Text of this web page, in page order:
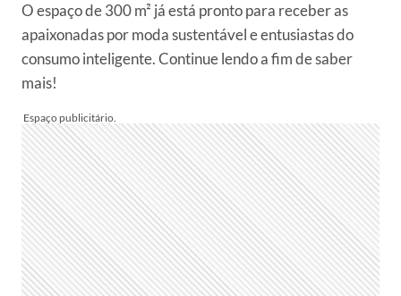
O espaço de 300 m² já está pronto para receber as
apaixonadas por moda sustentável e entusiastas do
consumo inteligente. Continue lendo a fim de saber
mais!